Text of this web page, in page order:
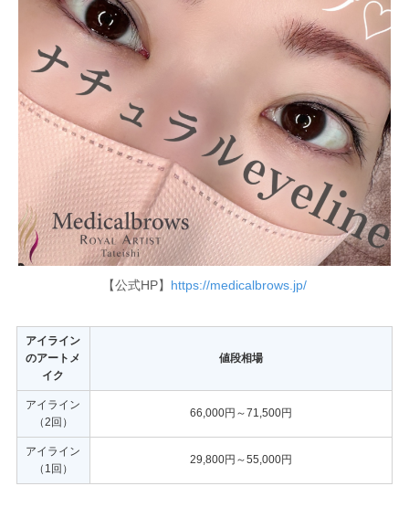
【公式HP】 https://medicalbrows.jp/
アイライン
のアートメ
イク
値段相場
アイライン
（2回）
66,000円～71,500円
アイライン
（1回）
29,800円～55,000円